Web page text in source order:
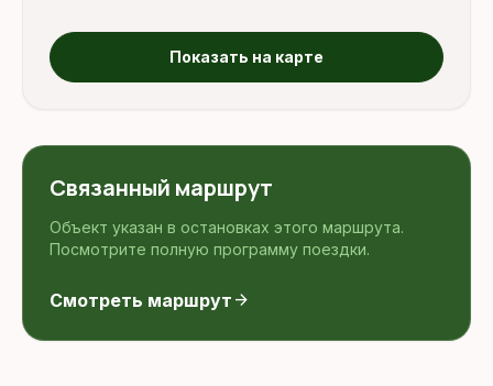
Показать на карте
Связанный маршрут
Объект указан в остановках этого маршрута.
Посмотрите полную программу поездки.
Смотреть маршрут arrow_forward